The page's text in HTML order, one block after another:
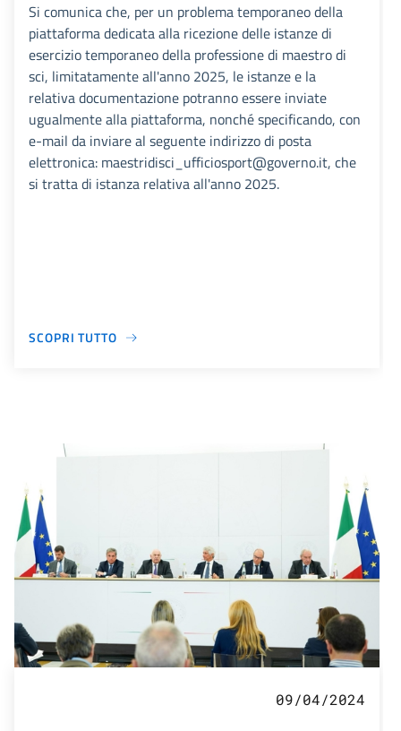
Si comunica che, per un problema temporaneo della
piattaforma dedicata alla ricezione delle istanze di
esercizio temporaneo della professione di maestro di
sci, limitatamente all'anno 2025, le istanze e la
relativa documentazione potranno essere inviate
ugualmente alla piattaforma, nonché specificando, con
e-mail da inviare al seguente indirizzo di posta
elettronica: maestridisci_ufficiosport@governo.it, che
si tratta di istanza relativa all'anno 2025.
SCOPRI TUTTO
09/04/2024